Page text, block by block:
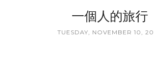
一個人的旅行
TUESDAY, NOVEMBER 10,